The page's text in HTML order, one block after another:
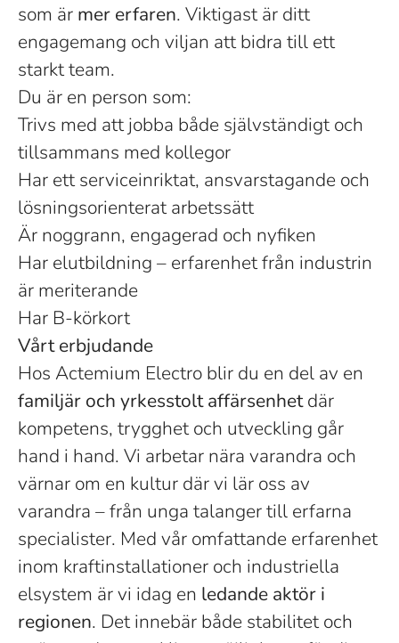
som är mer erfaren. Viktigast är ditt
engagemang och viljan att bidra till ett
starkt team.
Du är en person som:
Trivs med att jobba både självständigt och
tillsammans med kollegor
Har ett serviceinriktat, ansvarstagande och
lösningsorienterat arbetssätt
Är noggrann, engagerad och nyfiken
Har elutbildning – erfarenhet från industrin
är meriterande
Har B-körkort
Vårt erbjudande
Hos Actemium Electro blir du en del av en
familjär och yrkesstolt affärsenhetdär
kompetens, trygghet och utveckling går
hand i hand. Vi arbetar nära varandra och
värnar om en kultur där vi lär oss av
varandra – från unga talanger till erfarna
specialister. Med vår omfattande erfarenhet
inom kraftinstallationer och industriella
elsystem är vi idag en ledande aktör i
regionen. Det innebär både stabilitet och